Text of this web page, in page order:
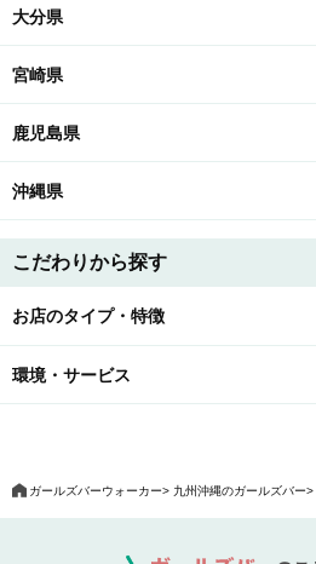
大分県
宮崎県
鹿児島県
沖縄県
こだわりから探す
お店のタイプ・特徴
環境・サービス
ガールズバーウォーカー 九州沖縄のガールズバー